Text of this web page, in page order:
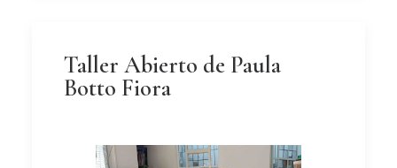
Taller Abierto de Paula
Botto Fiora